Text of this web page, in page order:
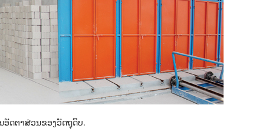
ອັດຕາສ່ວນຂອງວັດຖຸດິບ.